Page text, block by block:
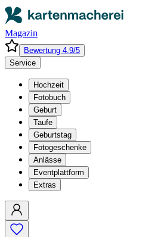
Magazin
Bewertung 4,9/5
Service
Hochzeit
Fotobuch
Geburt
Taufe
Geburtstag
Fotogeschenke
Anlässe
Eventplattform
Extras